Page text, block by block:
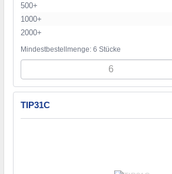
500+
1000+
2000+
Mindestbestellmenge: 6 Stücke
TIP31C